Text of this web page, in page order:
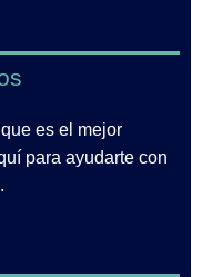
es el mejor
para ayudarte con